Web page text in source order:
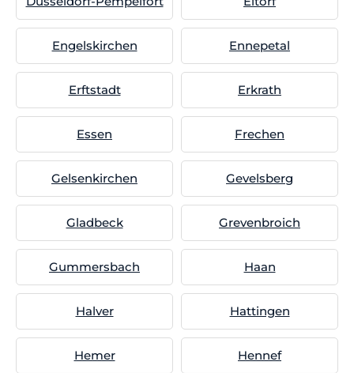
Engelskirchen Ennepetal
Erftstadt Erkrath
Essen Frechen
Gelsenkirchen Gevelsberg
Gladbeck Grevenbroich
Gummersbach Haan
Halver Hattingen
Hemer Hennef